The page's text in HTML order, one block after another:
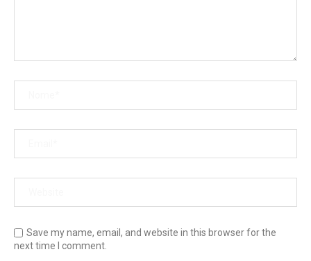
Save my name, email, and website in this browser for the
next time I comment.